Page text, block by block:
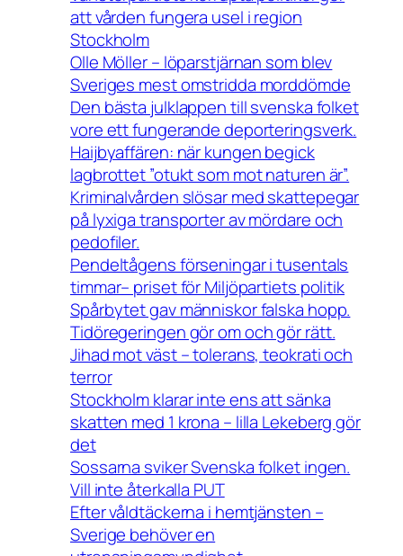
att vården fungera usel i region
Stockholm
Olle Möller – löparstjärnan som blev
Sveriges mest omstridda morddömde
Den bästa julklappen till svenska folket
vore ett fungerande deporteringsverk.
Haijbyaffären: när kungen begick
lagbrottet ”otukt som mot naturen är”.
Kriminalvården slösar med skattepegar
på lyxiga transporter av mördare och
pedofiler.
Pendeltågens förseningar i tusentals
timmar– priset för Miljöpartiets politik
Spårbytet gav människor falska hopp.
Tidöregeringen gör om och gör rätt.
Jihad mot väst – tolerans, teokrati och
terror
Stockholm klarar inte ens att sänka
skatten med 1 krona – lilla Lekeberg gör
det
Sossarna sviker Svenska folket ingen.
Vill inte återkalla PUT
Efter våldtäckerna i hemtjänsten –
Sverige behöver en